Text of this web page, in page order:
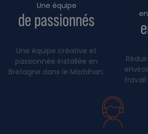
Une équipe
de passionnés
Une équipe créative et
passionnée installée en
Bretagne dans le Morbihan.